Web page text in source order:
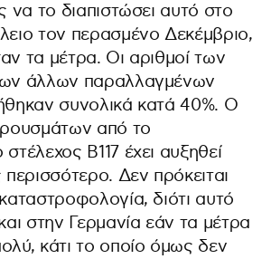
να το διαπιστώσει αυτό στο
τον περασμένο Δεκέμβριο,
τα μέτρα. Οι αριθμοί των
άλλων παραλλαγμένων
συνολικά κατά 40%. Ο
από το
B117 έχει αυξηθεί
Δεν πρόκειται
διότι αυτό
στην Γερμανία εάν τα μέτρα
κάτι το οποίο όμως δεν